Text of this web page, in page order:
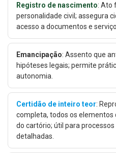
Registro de nascimento: Ato
personalidade civil; assegura
acesso a documentos e
Emancipação: Assento que
hipóteses legais; permite
autonomia.
Certidão de inteiro teor:
completa, todos os elementos
do cartório; útil para
detalhadas.